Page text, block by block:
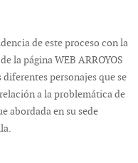
de este proceso con la
la página WEB ARROYOS
personajes que se
a la problemática de
abordada en su sede